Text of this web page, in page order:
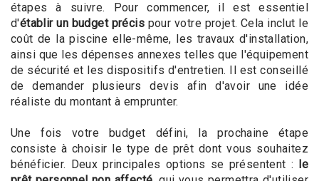
étapes à suivre. Pour commencer, il est essentiel
d'établir un budget précis pour votre projet. Cela inclut le
coût de la piscine elle-même, les travaux d'installation,
ainsi que les dépenses annexes telles que l'équipement
de sécurité et les dispositifs d'entretien. Il est conseillé
de demander plusieurs devis afin d'avoir une idée
réaliste du montant à emprunter.
Une fois votre budget défini, la prochaine étape
consiste à choisir le type de prêt dont vous souhaitez
bénéficier. Deux principales options se présentent :
le